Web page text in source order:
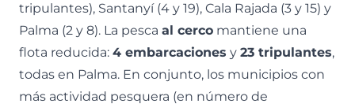
tripulantes), Santanyí (4 y 19), Cala Rajada (3 y 15) y
Palma (2 y 8). La pesca al cerco mantiene una
flota reducida: 4 embarcaciones y 23 tripulantes,
todas en Palma. En conjunto, los municipios con
más actividad pesquera (en número de